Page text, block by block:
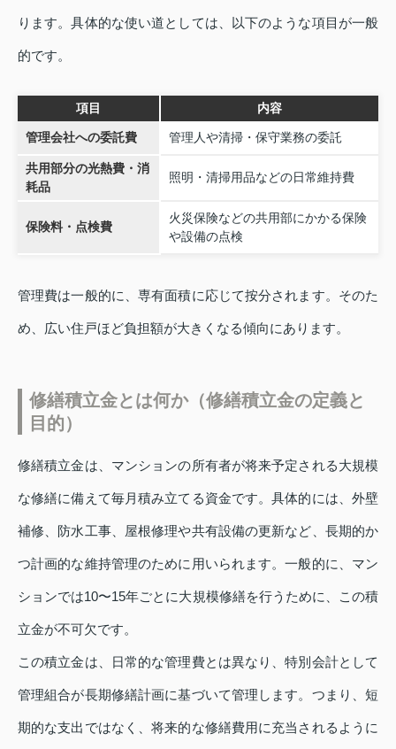
ります。具体的な使い道としては、以下のような項目が一般
的です。
項目 内容
管理会社への委託費 管理人や清掃・保守業務の委託
共用部分の光熱費・消
耗品
照明・清掃用品などの日常維持費
保険料・点検費
火災保険などの共用部にかかる保険
や設備の点検
管理費は一般的に、専有面積に応じて按分されます。そのた
め、広い住戸ほど負担額が大きくなる傾向にあります。
修繕積立金とは何か（修繕積立金の定義と
目的）
修繕積立金は、マンションの所有者が将来予定される大規模
な修繕に備えて毎月積み立てる資金です。具体的には、外壁
補修、防水工事、屋根修理や共有設備の更新など、長期的か
つ計画的な維持管理のために用いられます。一般的に、マン
ションでは10〜15年ごとに大規模修繕を行うために、この積
立金が不可欠です。
この積立金は、日常的な管理費とは異なり、特別会計として
管理組合が長期修繕計画に基づいて管理します。つまり、短
期的な支出ではなく、将来的な修繕費用に充当されるように